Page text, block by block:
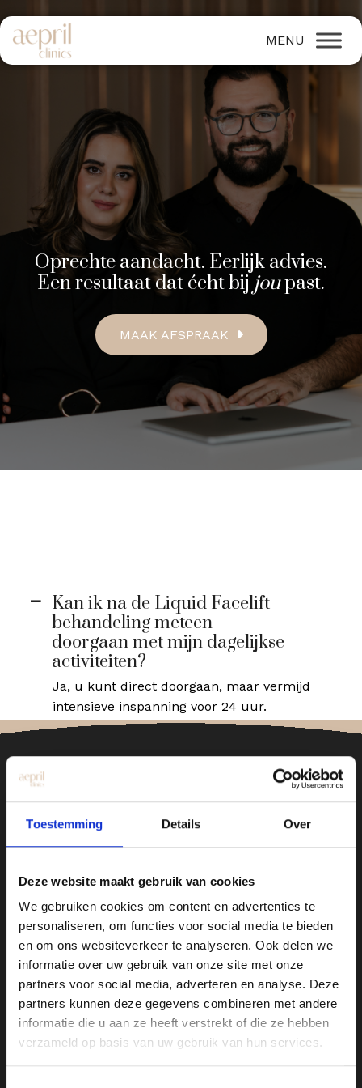
Toestemming Details Over
Deze website maakt gebruik van cookies
We gebruiken cookies om content en advertenties te
personaliseren, om functies voor social media te bieden
en om ons websiteverkeer te analyseren. Ook delen we
informatie over uw gebruik van onze site met onze
partners voor social media, adverteren en analyse. Deze
partners kunnen deze gegevens combineren met andere
informatie die u aan ze heeft verstrekt of die ze hebben
verzameld op basis van uw gebruik van hun services.
Oprechte aandacht. Eerlijk advies.
Een resultaat dat écht bij joupast.
MAAK AFSPRAAK
A
Kan ik na de Liquid Facelift
behandeling meteen
doorgaan met mijn dagelijkse
activiteiten?
Ja, u kunt direct doorgaan, maar vermijd
intensieve inspanning voor 24 uur.
Kliniek Utrecht
Amsterdamsestraatweg 717-719
Over Aepril
Bij Aepril Clinics combineren we expertise